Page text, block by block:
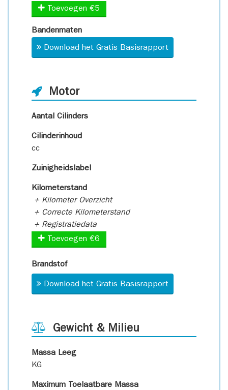
Toevoegen €5
Bandenmaten
Download het Gratis Basisrapport
Motor
Aantal Cilinders
Cilinderinhoud
cc
Zuinigheidslabel
Kilometerstand
+ Kilometer Overzicht
+ Correcte Kilometerstand
+ Registratiedata
Toevoegen €6
Brandstof
Download het Gratis Basisrapport
Gewicht & Milieu
Massa Leeg
KG
Maximum Toelaatbare Massa